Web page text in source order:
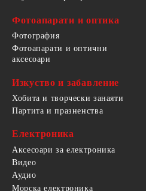
Фотоапарати и оптика
Фотография
Фотоапарати и оптични
аксесоари
Изкуство и забавление
Хобита и творчески занаяти
Партита и празненства
Електроника
Аксесоари за електроника
Видео
Аудио
Морска електроника